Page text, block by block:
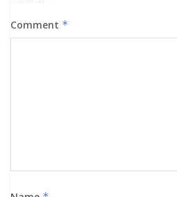
Comment *